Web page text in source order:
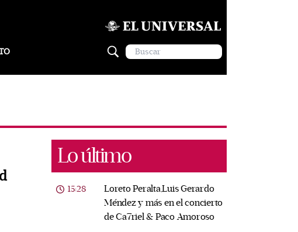
Lo último
15:28
Loreto Peralta,Luis Gerardo
Méndez y más en el concierto
de Ca7riel & Paco Amoroso